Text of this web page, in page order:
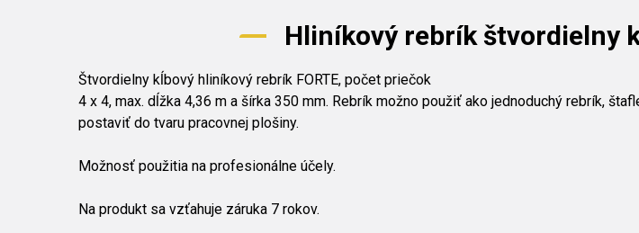
Hliníkový rebrík štvordielny
Štvordielny kĺbový hliníkový rebrík FORTE, počet priečok
4 x 4, max. dĺžka 4,36 m a šírka 350 mm. Rebrík možno použiť ako jednoduchý rebrík,
postaviť do tvaru pracovnej plošiny.
Možnosť použitia na profesionálne účely.
Na produkt sa vzťahuje záruka 7 rokov.